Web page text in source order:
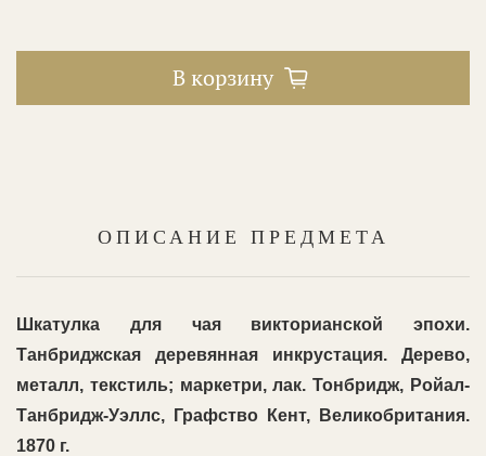
В корзину
ОПИСАНИЕ ПРЕДМЕТА
Шкатулка для чая викторианской эпохи.
Танбриджская деревянная инкрустация. Дерево,
металл, текстиль; маркетри, лак. Тонбридж, Ройал-
Танбридж-Уэллс, Графство Кент, Великобритания.
1870 г.